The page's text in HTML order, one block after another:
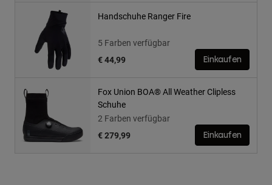
Handschuhe Ranger Fire
5 Farben verfügbar
€ 44,99
Einkaufen
Fox Union BOA® All Weather Clipless
Schuhe
2 Farben verfügbar
€ 279,99
Einkaufen